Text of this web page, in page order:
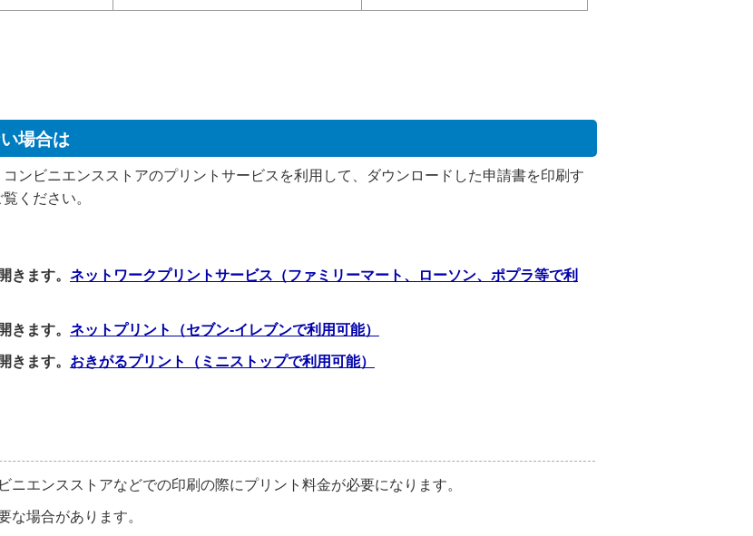
場合は
ンビニエンスストアのプリントサービスを利用して、ダウンロードした申請書を印刷す
ください。
ネットワークプリントサービス（ファミリーマート、ローソン、ポプラ等で利
ネットプリント（セブン-イレブンで利用可能）
おきがるプリント（ミニストップで利用可能）
エンスストアなどでの印刷の際にプリント料金が必要になります。
な場合があります。